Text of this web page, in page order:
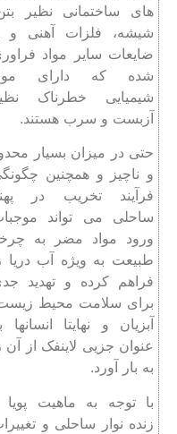
های ساختمانی نظیر
شیشه، فلزات آهنی و
ضایعات سایر مواد
شده که دارای
شیمیایی خطرناک
آزبست و سرب هستند.
حتی در میزان بسیار
و ناچیز و همچنین
فرآیند تخریب در
ساحلی می تواند
ورود مواد مضر به
طبیعت به ویژه آب دریا
فراهم کرده و تهدید
برای سلامت محیط
آبزیان و نهایتا انسانها
عنوان جزیی لاینفک از آن
به بار آورد.
با توجه به ماهیت پویا
زنده نوار ساحلی و